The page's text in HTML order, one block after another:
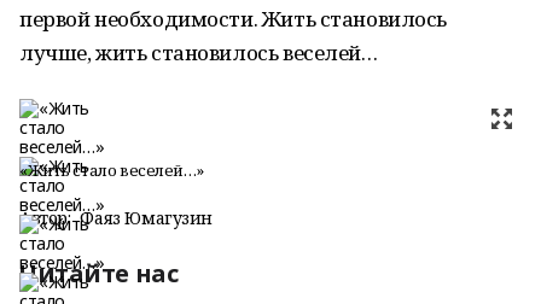
первой необходимости. Жить становилось
лучше, жить становилось веселей…
«Жить стало веселей…»
Автор: Фаяз Юмагузин
Читайте нас